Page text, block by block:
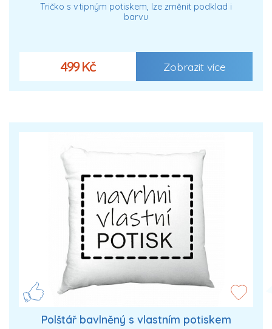
Tričko s vtipným potiskem, lze změnit podklad i
barvu
499 Kč Zobrazit více
Polštář bavlněný s vlastním potiskem